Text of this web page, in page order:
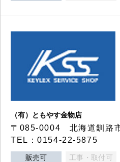
（有）ともやす金物店
〒085-0004 北海道釧路
TEL：0154-22-5875
販売可 工事・取付可